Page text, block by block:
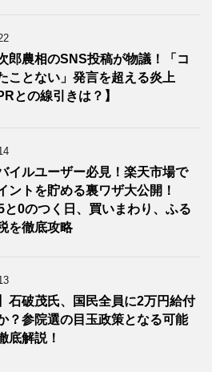
郎農相のSNS投稿が物議！「コ
ことない」発言を超える炎上
との線引きは？】
イルユーザー必見！楽天市場で
ントを貯める裏ワザ大公開！
と0のつく日、買いまわり、ふる
を徹底攻略
石破茂氏、国民全員に2万円給付
？参院選の目玉政策となる可能
底解説！